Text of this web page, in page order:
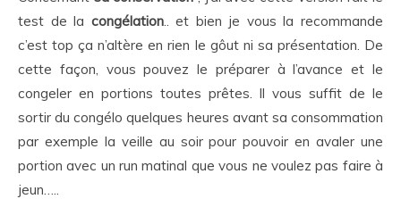
test de la congélation.. et bien je vous la recommande
c’est top ça n’altère en rien le gôut ni sa présentation. De
cette façon, vous pouvez le préparer à l’avance et le
congeler en portions toutes prêtes. Il vous suffit de le
sortir du congélo quelques heures avant sa consommation
par exemple la veille au soir pour pouvoir en avaler une
portion avec un run matinal que vous ne voulez pas faire à
jeun…..